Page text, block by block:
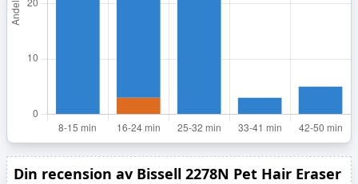
Din recension av Bissell 2278N Pet Hair Eraser